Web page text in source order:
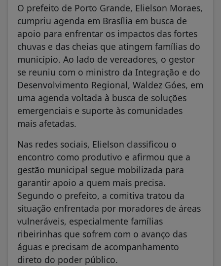
O prefeito de Porto Grande, Elielson Moraes,
cumpriu agenda em Brasília em busca de
apoio para enfrentar os impactos das fortes
chuvas e das cheias que atingem famílias do
município. Ao lado de vereadores, o gestor
se reuniu com o ministro da Integração e do
Desenvolvimento Regional, Waldez Góes, em
uma agenda voltada à busca de soluções
emergenciais e suporte às comunidades
mais afetadas.
Nas redes sociais, Elielson classificou o
encontro como produtivo e afirmou que a
gestão municipal segue mobilizada para
garantir apoio a quem mais precisa.
Segundo o prefeito, a comitiva tratou da
situação enfrentada por moradores de áreas
vulneráveis, especialmente famílias
ribeirinhas que sofrem com o avanço das
águas e precisam de acompanhamento
direto do poder público.